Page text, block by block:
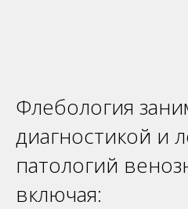
Флебология
диагностикой и
патологий
включая: